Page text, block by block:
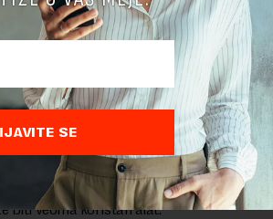
sta je sa Facebook/om, da li je umro, ili i
grupu?
I dalje igra značajnu ulogu, posebno
treba to zanemariti. Ako smo
25 i 35 godina, ne možete onda
pute Facebook-a. Međutim, ako želite da
svoj veb sajt i podstaknete kupovinu,
biti veoma koristan alat.
SE